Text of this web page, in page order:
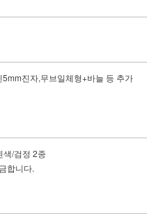
진자,무브일체형+바늘 등 추가
/검정 2종
합니다.